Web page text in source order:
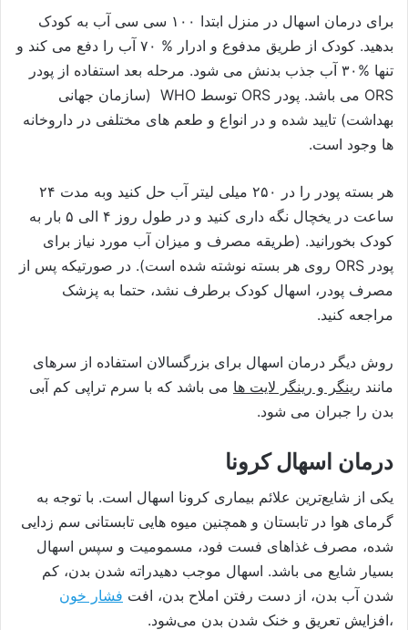
برای درمان اسهال در منزل ابتدا ۱۰۰ سی سی آب به کودک
بدهید. کودک از طریق مدفوع و ادرار % ۷۰ آب را دفع می کند و
تنها %۳۰ آب جذب بدنش می شود. مرحله بعد استفاده از پودر
ORS می باشد. پودر ORS توسط WHO (سازمان جهانی
بهداشت) تایید شده و در انواع و طعم های مختلفی در داروخانه
ها وجود است.
هر بسته پودر را در ۲۵۰ میلی لیتر آب حل کنید وبه مدت ۲۴
ساعت در یخچال نگه داری کنید و در طول روز ۴ الی ۵ بار به
کودک بخورانید. (طریقه مصرف و میزان آب مورد نیاز برای
پودر ORS روی هر بسته نوشته شده است). در صورتیکه پس از
مصرف پودر، اسهال کودک برطرف نشد، حتما به پزشک
مراجعه کنید.
روش دیگر درمان اسهال برای بزرگسالان استفاده از سرهای
مانند رینگر و رینگر لایت ها می باشد که با سرم تراپی کم آبی
بدن را جبران می شود.
درمان اسهال کرونا
یکی از شایع‌ترین علائم بیماری کرونا اسهال است. با توجه به
گرمای هوا در تابستان و همچنین میوه هایی تابستانی سم زدایی
شده، مصرف غذاهای فست فود، مسمومیت و سپس اسهال
بسیار شایع می باشد. اسهال موجب دهیدراته شدن بدن، کم
شدن آب بدن، از دست رفتن املاح بدن، افت فشار خون
،افزایش تعریق و خنک شدن بدن می‌شود.